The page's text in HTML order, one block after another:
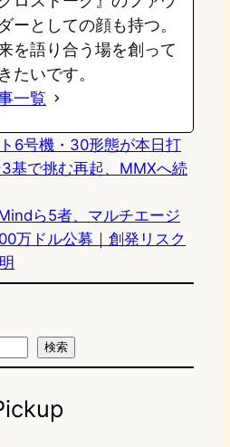
ーとしての顔も持つ。
を語り合う場を創って
たいです。
一覧
6号機・30形態が本日打
基で挑む再起、MMXへ続
ら5者、マルチエージ
万ドル公募｜創発リスク
検索